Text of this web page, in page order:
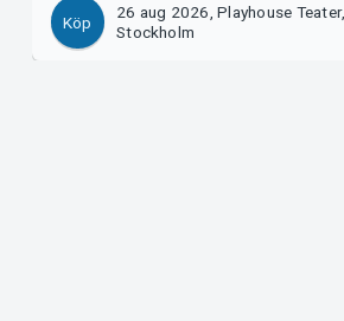
Köp
26 aug 2026, Playhouse Teater,
Stockholm